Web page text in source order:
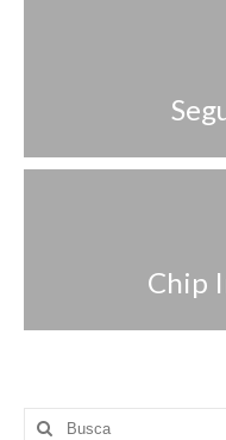
Chip